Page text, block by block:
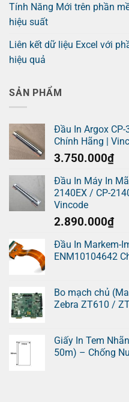
Tính Năng Mới trên phần
hiệu suất
Liên kết dữ liệu Excel với
hiệu quả
SẢN PHẨM
Đầu In Argox CP-
Chính Hãng |
3.750.000₫
Đầu In Máy In
2140EX / CP-
Vincode
2.890.000₫
Đầu In Markem-
ENM10104642
Bo mạch chủ
Zebra ZT610 /
Giấy In Tem
50m) – Chống